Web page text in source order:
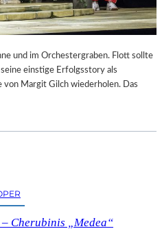
und im Orchestergraben. Flott sollte
einstige Erfolgsstory als
Margit Gilch wiederholen. Das
Cherubinis „Medea“